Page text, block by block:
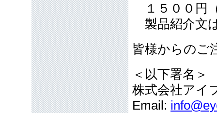
１５００円
製品紹介文
皆様からのご
＜以下署名＞
株式会社アイ
Email: